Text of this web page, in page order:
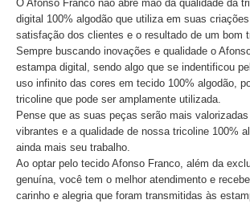
O Afonso Franco não abre mão da qualidade da
digital 100% algodão que utiliza em suas
satisfação dos clientes e o resultado de um bom
Sempre buscando inovações e qualidade o
estampa digital, sendo algo que se indentificou
uso infinito das cores em tecido 100% algodão,
tricoline que pode ser amplamente utilizada.
Pense que as suas peças serão mais
vibrantes e a qualidade de nossa tricoline 100%
ainda mais seu trabalho.
Ao optar pelo tecido Afonso Franco, além da
genuína, você tem o melhor atendimento e
carinho e alegria que foram transmitidas às